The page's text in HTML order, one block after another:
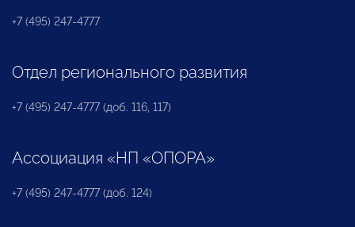
+7 (495) 247-4777
Отдел регионального развития
+7 (495) 247-4777 (доб. 116, 117)
Ассоциация «НП «ОПОРА»
+7 (495) 247-4777 (доб. 124)